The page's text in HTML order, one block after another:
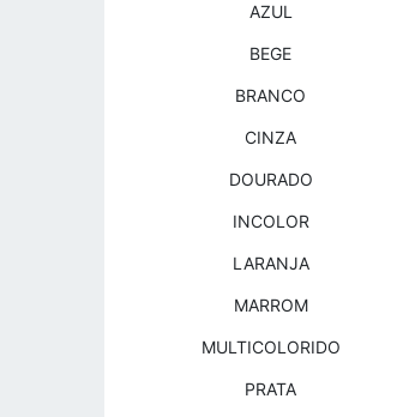
AZUL
BEGE
BRANCO
CINZA
DOURADO
INCOLOR
LARANJA
MARROM
MULTICOLORIDO
PRATA